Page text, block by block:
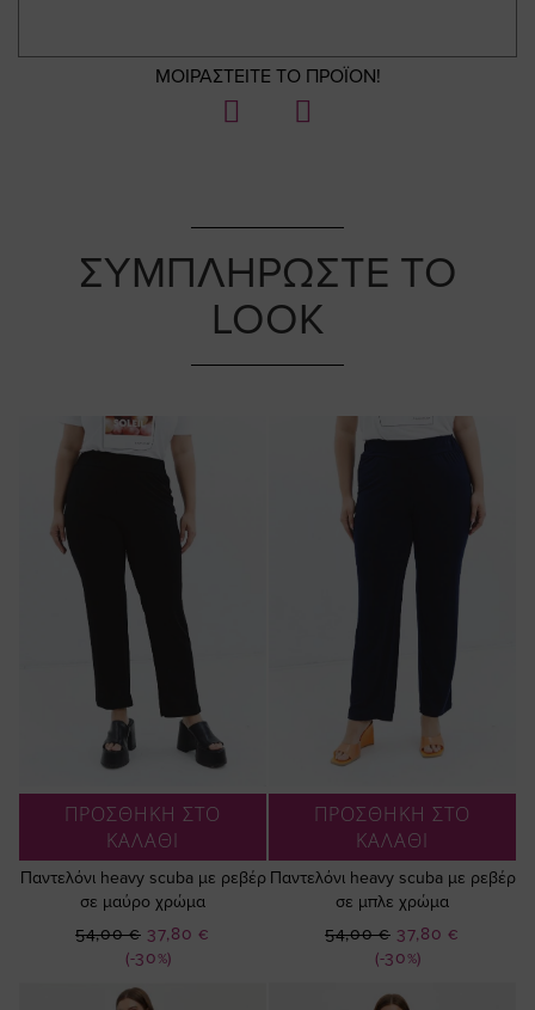
ΜΟΙΡΑΣΤΕΙΤΕ ΤΟ ΠΡΟΪΟΝ!
ΣΥΜΠΛΗΡΩΣΤΕ ΤΟ
LOOK
ΠΡΟΣΘΗΚΗ ΣΤΟ
ΚΑΛΑΘΙ
Παντελόνι heavy scuba με ρεβέρ
σε μαύρο χρώμα
(-30%)
Ειδική
Τιμή
37,80 €
54,00 €
ΠΡΟΣΘΗΚΗ ΣΤΟ
ΚΑΛΑΘΙ
Παντελόνι heavy scuba με ρεβέρ
σε μπλε χρώμα
(-30%)
Ειδική
Τιμή
37,80 €
54,00 €